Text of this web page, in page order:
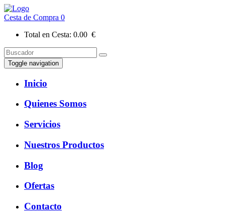
Cesta de Compra 0
Total en Cesta: 0.00 €
Toggle navigation
Inicio
Quienes Somos
Servicios
Nuestros Productos
Blog
Ofertas
Contacto